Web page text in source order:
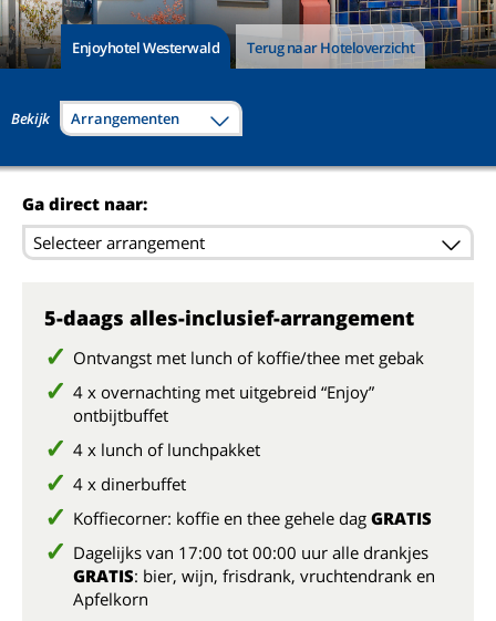
Enjoyhotel Westerwald Terug naar Hoteloverzicht
Bekijk Arrangementen
Ga direct naar:
Selecteer arrangement
5-daags alles-inclusief-arrangement
Ontvangst met lunch of koffie/thee met gebak
4 x overnachting met uitgebreid “Enjoy”
ontbijtbuffet
4 x lunch of lunchpakket
4 x dinerbuffet
Koffiecorner: koffie en thee gehele dag GRATIS
Dagelijks van 17:00 tot 00:00 uur alle drankjes
GRATIS: bier, wijn, frisdrank, vruchtendrank en
Apfelkorn